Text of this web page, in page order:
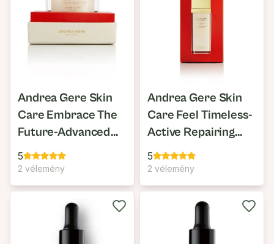
Andrea Gere Skin
Care Embrace The
Future-Advanced
Anti-Aging Rich
Cream
5
2 vélemény
Andrea Gere Skin
Care Feel Timeless-
Active Repairing
Serum
5
2 vélemény